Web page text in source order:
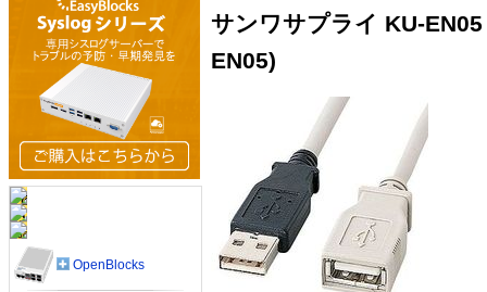
サンワサプライ KU-
EN05)
OpenBlocks